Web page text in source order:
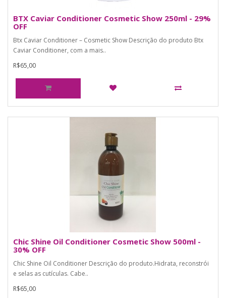
BTX Caviar Conditioner Cosmetic Show 250ml - 29%
OFF
Btx Caviar Conditioner – Cosmetic Show Descrição do produto Btx
Caviar Conditioner, com a mais..
R$65,00
Chic Shine Oil Conditioner Cosmetic Show 500ml -
30% OFF
Chic Shine Oil Conditioner Descrição do produto.Hidrata, reconstrói
e selas as cutículas. Cabe..
R$65,00